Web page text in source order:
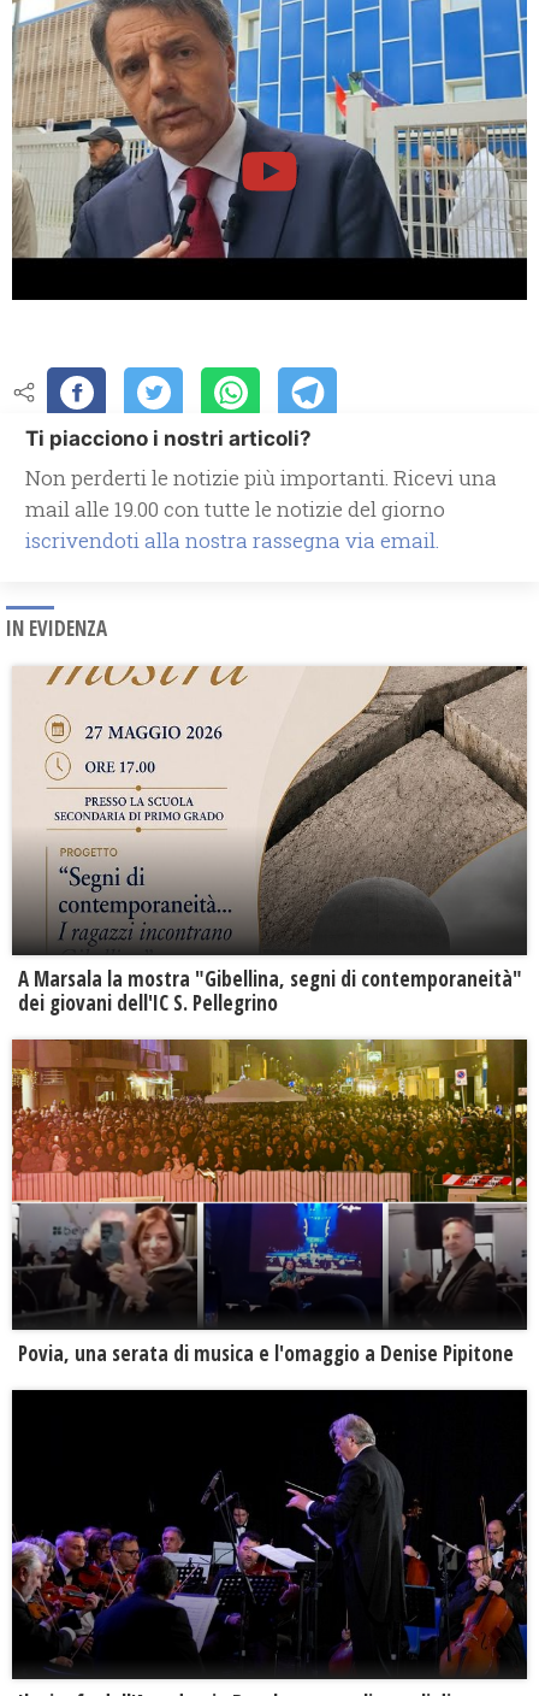
Ti piacciono i nostri articoli?
Non perderti le notizie più importanti. Ricevi una
mail alle 19.00 con tutte le notizie del giorno
iscrivendoti alla nostra rassegna via email.
IN EVIDENZA
A Marsala la mostra "Gibellina, segni di contemporaneità"
dei giovani dell'IC S. Pellegrino
Povia, una serata di musica e l'omaggio a Denise Pipitone